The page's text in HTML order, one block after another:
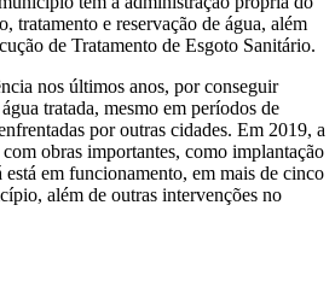
tratamento e reservação de água, além
de Tratamento de Esgoto Sanitário.
nos últimos anos, por conseguir
tratada, mesmo em períodos de
por outras cidades. Em 2019, a
obras importantes, como implantação
em funcionamento, em mais de cinco
além de outras intervenções no